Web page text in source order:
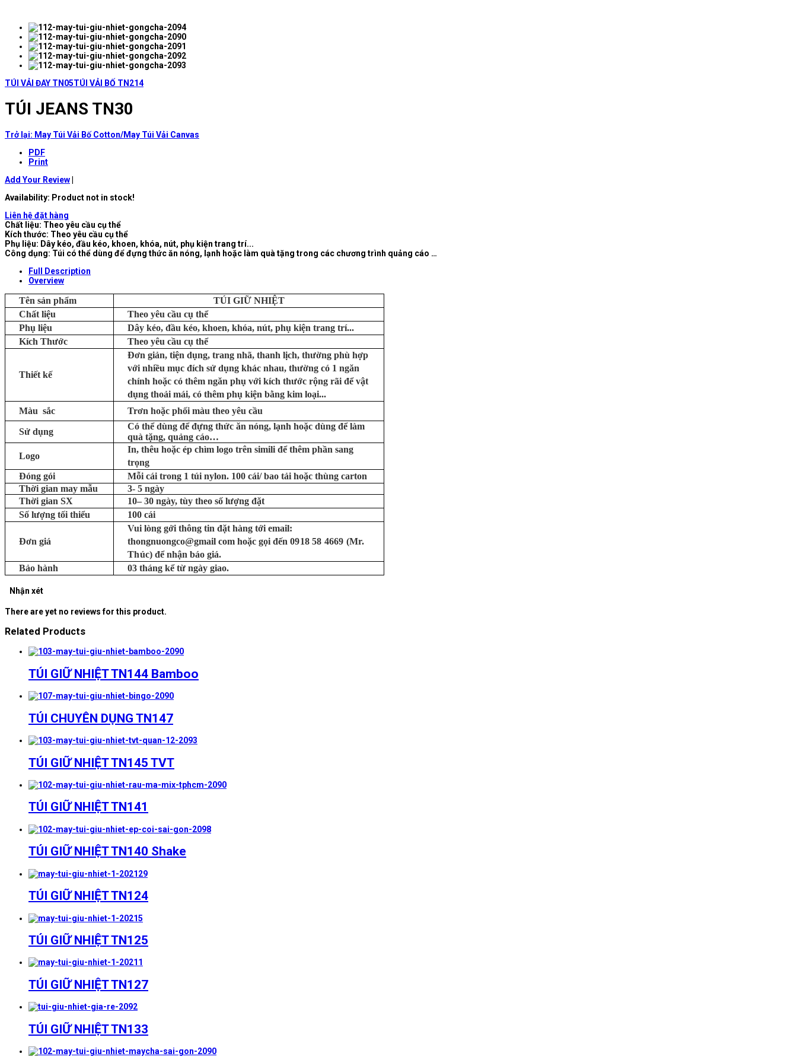
TÚI VẢI ĐAY TN05TÚI VẢI BỐ TN214
TÚI JEANS TN30
Trở lại: May Túi Vải Bố Cotton/May Túi Vải Canvas
PDF
Print
Add Your Review|
Availability: Product not in stock!
Liên hệ đặt hàng
Chất liệu: Theo yêu cầu cụ thể
Kích thước: Theo yêu cầu cụ thể
Phụ liệu: Dây kéo, đầu kéo, khoen, khóa, nút, phụ kiện trang trí...
Công dụng: Túi có thể dùng để đựng thức ăn nóng, lạnh hoặc làm quà tặng trong các chương trình quảng cáo …
Full Description
Overview
Tên sản phẩm
TÚI GIỮ NHIỆT
Chất liệu
Theo yêu cầu cụ thể
Phụ liệu
Dây kéo, đầu kéo, khoen, khóa, nút, phụ kiện trang trí...
Kích Thước
Theo yêu cầu cụ thể
Thiết kế
Đơn giản, tiện dụng, trang nhã, thanh lịch, thường phù hợp
với nhiều mục đích sử dụng khác nhau, thường có 1 ngăn
chính hoặc có thêm ngăn phụ với kích thước rộng rãi để vật
dụng thoải mái, có thêm phụ kiện bằng kim loại...
Màu sắc
Trơn hoặc phối màu theo yêu cầu
Sử dụng
Có thể dùng để đựng thức ăn nóng, lạnh hoặc dùng để làm
quà tặng, quảng cáo…
Logo
In, thêu hoặc ép chìm logo trên simili để thêm phần sang
trọng
Đóng gói
Mỗi cái trong 1 túi nylon. 100 cái/ bao tải hoặc thùng carton
Thời gian may mẫu
3- 5 ngày
Thời gian SX
10– 30 ngày, tùy theo số lượng đặt
Số lượng tối thiểu
100 cái
Đơn giá
Vui lòng gởi thông tin đặt hàng tới email:
thongnuongco@gmail com hoặc gọi đến0918 58 4669 (Mr.
Thúc)để nhận báo giá.
Bảo hành
03 tháng kể từ ngày giao.
Nhận xét
There are yet no reviews for this product.
Related Products
TÚI GIỮ NHIỆT TN144 Bamboo
TÚI CHUYÊN DỤNG TN147
TÚI GIỮ NHIỆT TN145 TVT
TÚI GIỮ NHIỆT TN141
TÚI GIỮ NHIỆT TN140 Shake
TÚI GIỮ NHIỆT TN124
TÚI GIỮ NHIỆT TN125
TÚI GIỮ NHIỆT TN127
TÚI GIỮ NHIỆT TN133